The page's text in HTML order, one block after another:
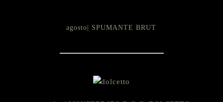
agosto| SPUMANTE BRUT